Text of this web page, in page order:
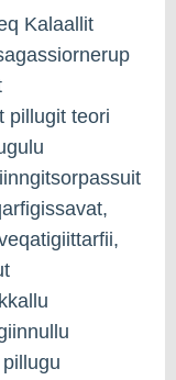
Kalaallit
pillugit teori